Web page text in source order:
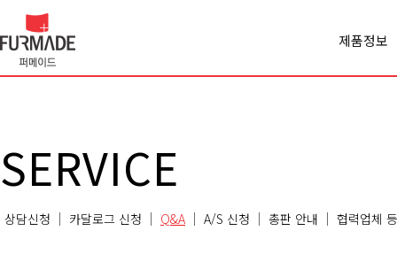
제품정보
Office
SERVICE
상담신청 카달로그 신청 Q&A A/S 신청 총판 안내 협력업체